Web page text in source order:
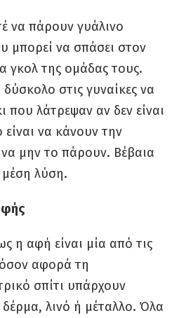
να πάρουν γυάλινο
μπορεί να σπάσει στον
γκολ της ομάδας τους.
στις γυναίκες να
που λάτρεψαν αν δεν είναι
να κάνουν την
μην το πάρουν. Βέβαια
μέση λύση.
η αφή είναι μία από τις
όσον αφορά τη
σπίτι υπάρχουν
δέρμα, λινό ή μέταλλο. Όλα